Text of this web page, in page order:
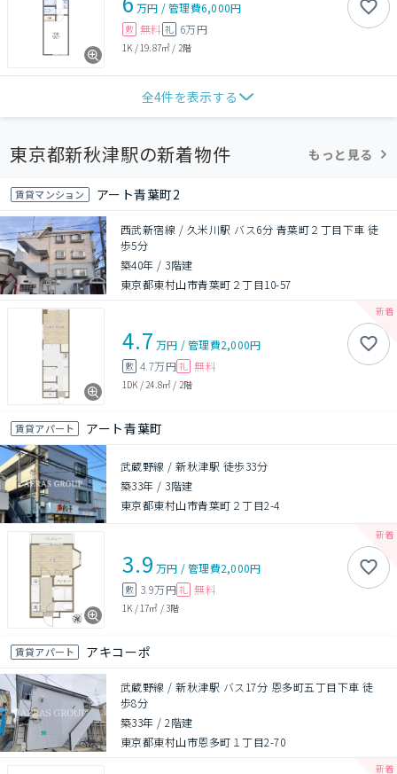
万円 /管理費6,000円
敷 無料 礼 6万円
1K / 19.87㎡ / 2階
全4件を表示する
東京都新秋津駅の新着物件 もっと見る
賃貸マンション アート青葉町2
西武新宿線 / 久米川駅 バス6分 青葉町２丁目下車 徒
歩5分
築40年 / 3階建
東京都東村山市青葉町２丁目10-57
4.7 万円 /管理費2,000円
敷 4.7万円 礼 無料
1DK / 24.8㎡ / 2階
賃貸アパート アート青葉町
武蔵野線 / 新秋津駅 徒歩33分
築33年 / 3階建
東京都東村山市青葉町２丁目2-4
3.9 万円 /管理費2,000円
敷 3.9万円 礼 無料
1K / 17㎡ /3階
賃貸アパート アキコーポ
武蔵野線 / 新秋津駅 バス17分 恩多町五丁目下車 徒
歩8分
築33年 /2階建
東京都東村山市恩多町１丁目2-70